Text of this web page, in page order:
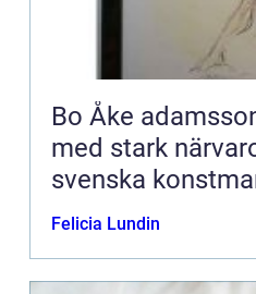
Bo Åke adamsson en
med stark
svenska
Felicia Lundin